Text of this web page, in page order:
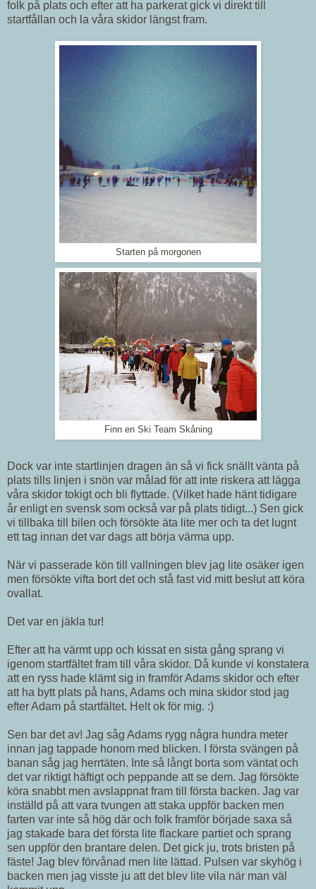
folk på plats och efter att ha parkerat gick vi direkt till
startfållan och la våra skidor längst fram.
Starten på morgonen
Finn en Ski Team Skåning
Dock var inte startlinjen dragen än så vi fick snällt vänta på
plats tills linjen i snön var målad för att inte riskera att lägga
våra skidor tokigt och bli flyttade. (Vilket hade hänt tidigare
år enligt en svensk som också var på plats tidigt...) Sen gick
vi tillbaka till bilen och försökte äta lite mer och ta det lugnt
ett tag innan det var dags att börja värma upp.
När vi passerade kön till vallningen blev jag lite osäker igen
men försökte vifta bort det och stå fast vid mitt beslut att köra
ovallat.
Det var en jäkla tur!
Efter att ha värmt upp och kissat en sista gång sprang vi
igenom startfältet fram till våra skidor. Då kunde vi konstatera
att en ryss hade klämt sig in framför Adams skidor och efter
att ha bytt plats på hans, Adams och mina skidor stod jag
efter Adam på startfältet. Helt ok för mig. :)
Sen bar det av! Jag såg Adams rygg några hundra meter
innan jag tappade honom med blicken. I första svängen på
banan såg jag herrtäten. Inte så långt borta som väntat och
det var riktigt häftigt och peppande att se dem. Jag försökte
köra snabbt men avslappnat fram till första backen. Jag var
inställd på att vara tvungen att staka uppför backen men
farten var inte så hög där och folk framför började saxa så
jag stakade bara det första lite flackare partiet och sprang
sen uppför den brantare delen. Det gick ju, trots bristen på
fäste! Jag blev förvånad men lite lättad. Pulsen var skyhög i
backen men jag visste ju att det blev lite vila när man väl